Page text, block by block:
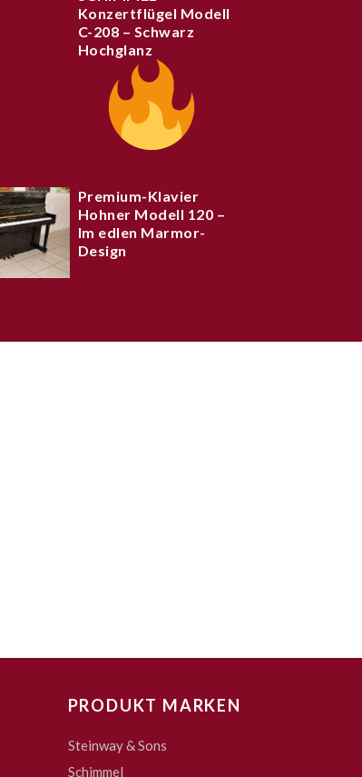
Konzertflügel Modell
C-208 – Schwarz
Hochglanz
Premium-Klavier
Hohner Modell 120 –
Im edlen Marmor-
Design
PRODUKT MARKEN
Steinway & Sons
Schimmel